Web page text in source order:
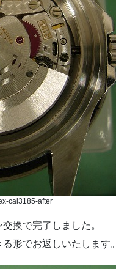
cal3185-after
換で完了しました。
形でお返しいたします。